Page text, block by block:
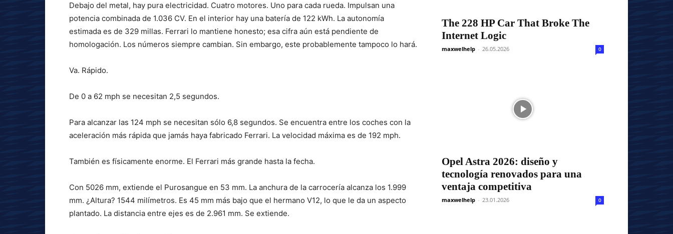
Debajo del metal, hay pura electricidad. Cuatro motores. Uno para cada rueda. Impulsan una
potencia combinada de 1.036 CV. En el interior hay una batería de 122 kWh. La autonomía
estimada es de 329 millas. Ferrari lo mantiene honesto; esa cifra aún está pendiente de
homologación. Los números siempre cambian. Sin embargo, este probablemente tampoco lo hará.
Va. Rápido.
De 0 a 62 mph se necesitan 2,5 segundos.
Para alcanzar las 124 mph se necesitan sólo 6,8 segundos. Se encuentra entre los coches con la
aceleración más rápida que jamás haya fabricado Ferrari. La velocidad máxima es de 192 mph.
También es físicamente enorme. El Ferrari más grande hasta la fecha.
Con 5026 mm, extiende el Purosangue en 53 mm. La anchura de la carrocería alcanza los 1.999
mm. ¿Altura? 1544 milímetros. Es 45 mm más bajo que el hermano V12, lo que le da un aspecto
plantado. La distancia entre ejes es de 2.961 mm. Se extiende.
The 228 HP Car That Broke The
Internet Logic
maxwelhelp - 26.05.2026 0
Opel Astra 2026: diseño y
tecnología renovados para una
ventaja competitiva
maxwelhelp - 23.01.2026 0